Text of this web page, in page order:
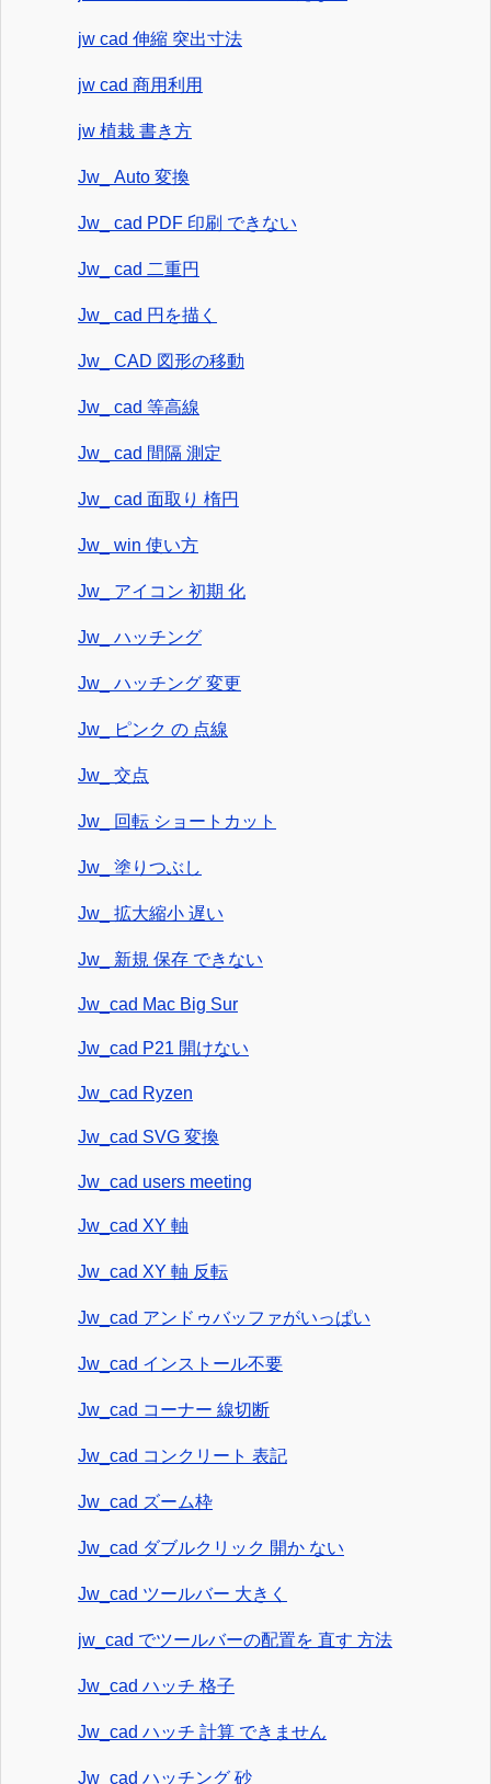
jw cad 伸縮 突出寸法
jw cad 商用利用
jw 植栽 書き方
Jw_ Auto 変換
Jw_ cad PDF 印刷 できない
Jw_ cad 二重円
Jw_ cad 円を描く
Jw_ CAD 図形の移動
Jw_ cad 等高線
Jw_ cad 間隔 測定
Jw_ cad 面取り 楕円
Jw_ win 使い方
Jw_ アイコン 初期 化
Jw_ ハッチング
Jw_ ハッチング 変更
Jw_ ピンク の 点線
Jw_ 交点
Jw_ 回転 ショートカット
Jw_ 塗りつぶし
Jw_ 拡大縮小 遅い
Jw_ 新規 保存 できない
Jw_cad Mac Big Sur
Jw_cad P21 開けない
Jw_cad Ryzen
Jw_cad SVG 変換
Jw_cad users meeting
Jw_cad XY 軸
Jw_cad XY 軸 反転
Jw_cad アンドゥバッファがいっぱい
Jw_cad インストール不要
Jw_cad コーナー 線切断
Jw_cad コンクリート 表記
Jw_cad ズーム枠
Jw_cad ダブルクリック 開か ない
Jw_cad ツールバー 大きく
jw_cad でツールバーの配置を 直す 方法
Jw_cad ハッチ 格子
Jw_cad ハッチ 計算 できません
Jw_cad ハッチング 砂